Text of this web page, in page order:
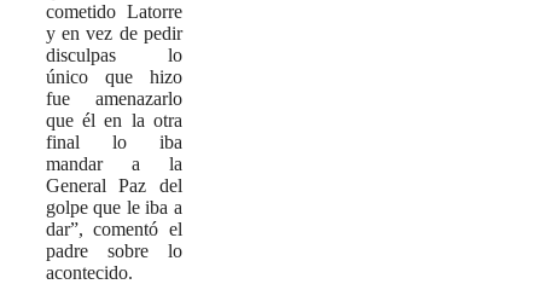
cometido Latorre
y en vez de pedir
disculpas lo
único que hizo
fue amenazarlo
que él en la otra
final lo iba
mandar a la
General Paz del
golpe que le iba a
dar”, comentó el
padre sobre lo
acontecido.